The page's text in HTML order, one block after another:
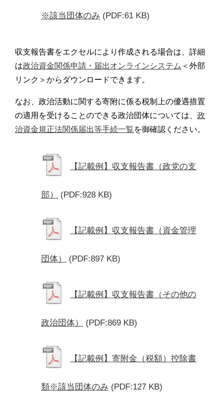
※該当団体のみ (PDF:61 KB)
収支報告書をエクセルにより作成される場合は、詳細
は政治資金関係申請・届出オンラインシステム ＜外部
リンク＞からダウンロードできます。
なお、政治活動に関する寄附に係る税制上の優遇措置
の適用を受けることのできる政治団体については、 政
治資金規正法関係届出等手続一覧を御確認ください。
【記載例】収支報告書（政党の支
部） (PDF:928 KB)
【記載例】収支報告書（資金管理
団体） (PDF:897 KB)
【記載例】収支報告書（その他の
政治団体） (PDF:869 KB)
【記載例】寄附金（税額）控除書
類※該当団体のみ (PDF:127 KB)